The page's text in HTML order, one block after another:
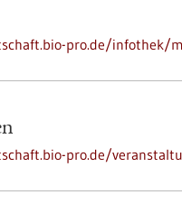
pro.de/infothek/
pro.de/